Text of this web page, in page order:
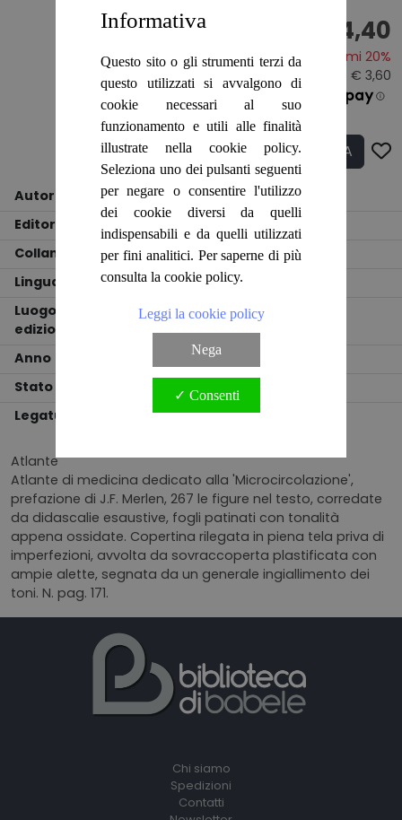
€ 14,40
Risparmi 20%
Prezzo originale:
€ 18,00
- Sconto: € 3,60
€ 4.80
Q.tà ACQUISTA
Autore
P. de Nicola, G. Maggi, G. Tassi
Editore
Edi - Ermes
Collana
!
Lingua
ITALIANO
Luogo
edizione
MILANO
Anno
Stato
Legatura
RILEGATO
Atlante
Atlante di medicina dedicato alla 'Microcircolazione',
prefazione di J.F. Merlen, 267 le figure nel testo, corredate
da didascalie esaustive, fogli patinati con tonalità
appena ossidate. Copertina rilegata in piena tela priva di
imperfezioni, avvolta da sovraccoperta plastificata con
ampie alette, segnata da un generale ingiallimento dei
toni. N. pag. 171.
Chi siamo
Spedizioni
Contatti
Informativa
Questo sito o gli strumenti terzi da
questo utilizzati si avvalgono di
cookie necessari al suo
funzionamento e utili alle finalità
illustrate nella cookie policy.
Seleziona uno dei pulsanti seguenti
per negare o consentire l'utilizzo
dei cookie diversi da quelli
indispensabili e da quelli utilizzati
per fini analitici. Per saperne di più
consulta la cookie policy.
Leggi la cookie policy
Nega
✓ Consenti